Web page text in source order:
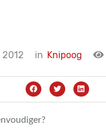
2012 in Knipoog